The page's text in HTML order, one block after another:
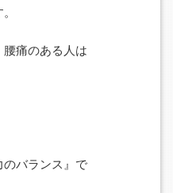
痛のある人は
のバランス』で